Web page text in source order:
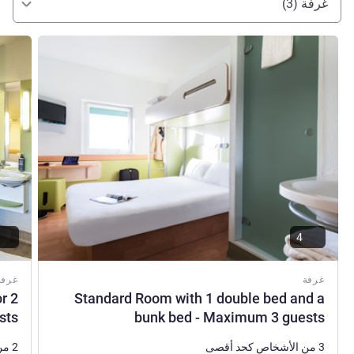
غرفة (3)
غرفة
Standard Room with 1 double bed and a
bunk bed - Maximum 3 guests
راجع التفاصيل
3 من الأشخاص كحد أقصى
2
راجع
2 من الأشخاص كحد أقصى